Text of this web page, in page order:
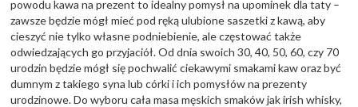
powodu kawa na prezent to idealny pomysł na upominek dla taty –
zawsze będzie mógł mieć pod ręką ulubione saszetki z kawą, aby
cieszyć nie tylko własne podniebienie, ale częstować także
odwiedzających go przyjaciół. Od dnia swoich 30, 40, 50, 60, czy 70
urodzin będzie mógł się pochwalić ciekawymi smakami kaw oraz być
dumnym z takiego syna lub córki i ich pomysłów na prezenty
urodzinowe. Do wyboru cała masa męskich smaków jak irish whisky,